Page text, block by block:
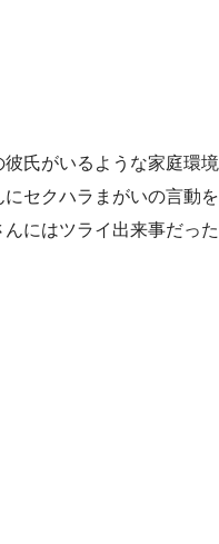
氏がいるような家庭環境
セクハラまがいの言動を
にはツライ出来事だった